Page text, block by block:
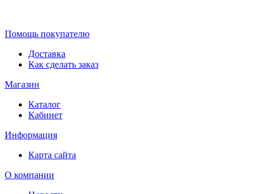
Помощь покупателю
Доставка
Как сделать заказ
Магазин
Каталог
Кабинет
Информация
Карта сайта
О компании